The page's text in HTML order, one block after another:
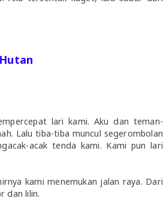
lari kami. Aku dan teman-
Lalu tiba-tiba muncul segerombolan
acak tenda kami. Kami pun lari
kami menemukan jalan raya. Dari
dan lilin.